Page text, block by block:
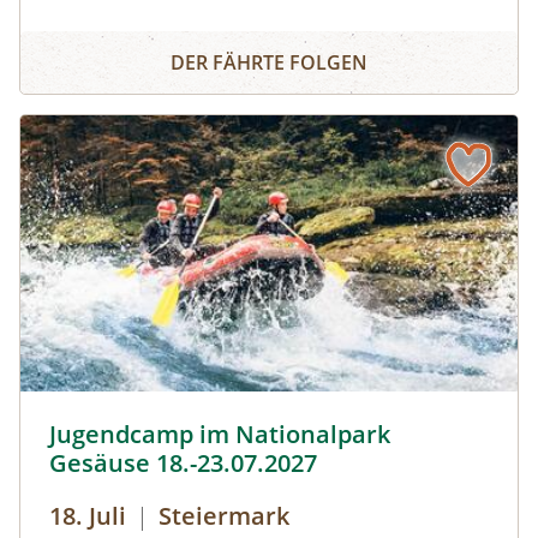
Wanderung in und um Schattendorf führt die
Archäologin Manuela Thurner durch die
Fundstellen und erzählt mehr über
Schattendorfs vergangene Jahrtausende.
Archäologiewanderweg
DER FÄHRTE FOLGEN
Jugendcamp im Nationalpark
Gesäuse 18.-23.07.2027
18. Juli | Steiermark